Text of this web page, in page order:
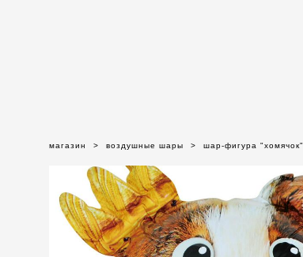
магазин > воздушные шары > шар-фигура "хомячок"